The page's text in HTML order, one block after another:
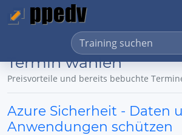
Termin wählen
Preisvorteile und bereits bebuchte
Azure Sicherheit - Daten
Anwendungen schützen